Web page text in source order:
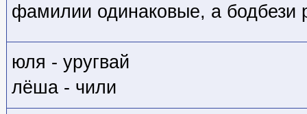
фамилии одинаковые, а бодбези
юля - уругвай
лёша - чили